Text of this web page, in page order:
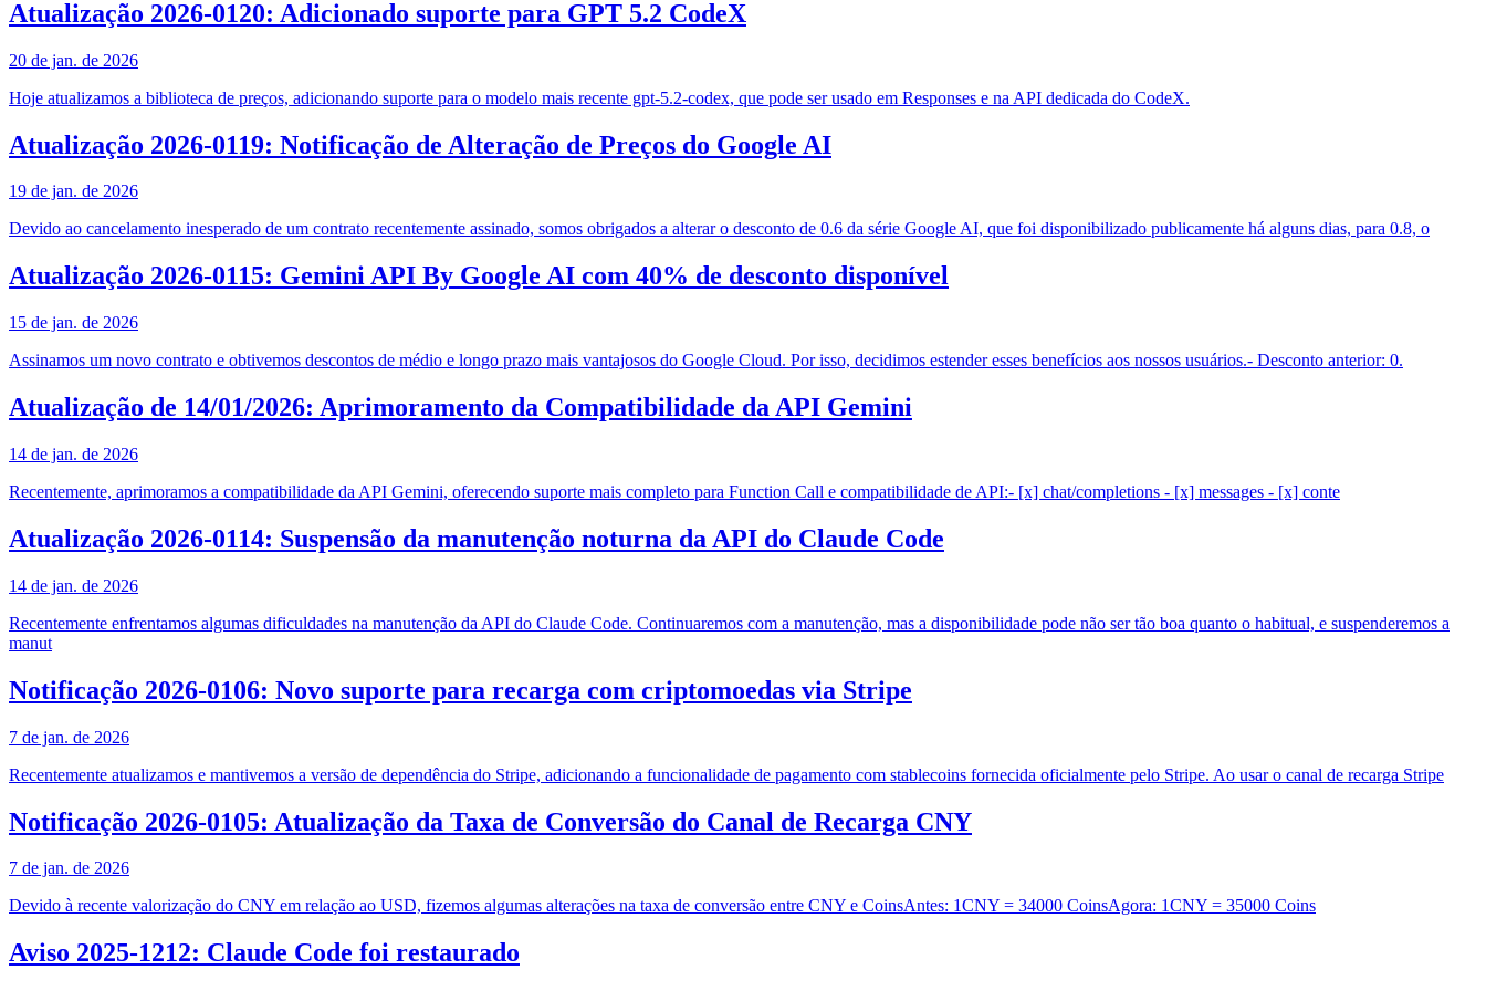
Atualização 2026-0120: Adicionado suporte para GPT 5.2 CodeX
20 de jan. de 2026
Hoje atualizamos a biblioteca de preços, adicionando suporte para o modelo mais recente gpt-5.2-codex, que pode ser usado em Responses e na API dedicada do CodeX.
Atualização 2026-0119: Notificação de Alteração de Preços do Google AI
19 de jan. de 2026
Devido ao cancelamento inesperado de um contrato recentemente assinado, somos obrigados a alterar o desconto de 0.6 da série Google AI, que foi disponibilizado publicamente há alguns dias, para 0.8, o
Atualização 2026-0115: Gemini API By Google AI com 40% de desconto disponível
15 de jan. de 2026
Assinamos um novo contrato e obtivemos descontos de médio e longo prazo mais vantajosos do Google Cloud. Por isso, decidimos estender esses benefícios aos nossos usuários.- Desconto anterior: 0.
Atualização de 14/01/2026: Aprimoramento da Compatibilidade da API Gemini
14 de jan. de 2026
Recentemente, aprimoramos a compatibilidade da API Gemini, oferecendo suporte mais completo para Function Call e compatibilidade de API:- [x] chat/completions - [x] messages - [x] conte
Atualização 2026-0114: Suspensão da manutenção noturna da API do Claude Code
14 de jan. de 2026
Recentemente enfrentamos algumas dificuldades na manutenção da API do Claude Code. Continuaremos com a manutenção, mas a disponibilidade pode não ser tão boa quanto o habitual, e suspenderemos a
manut
Notificação 2026-0106: Novo suporte para recarga com criptomoedas via Stripe
7 de jan. de 2026
Recentemente atualizamos e mantivemos a versão de dependência do Stripe, adicionando a funcionalidade de pagamento com stablecoins fornecida oficialmente pelo Stripe. Ao usar o canal de recarga Stripe
Notificação 2026-0105: Atualização da Taxa de Conversão do Canal de Recarga CNY
7 de jan. de 2026
Devido à recente valorização do CNY em relação ao USD, fizemos algumas alterações na taxa de conversão entre CNY e CoinsAntes: 1CNY = 34000 CoinsAgora: 1CNY = 35000 Coins
Aviso 2025-1212: Claude Code foi restaurado